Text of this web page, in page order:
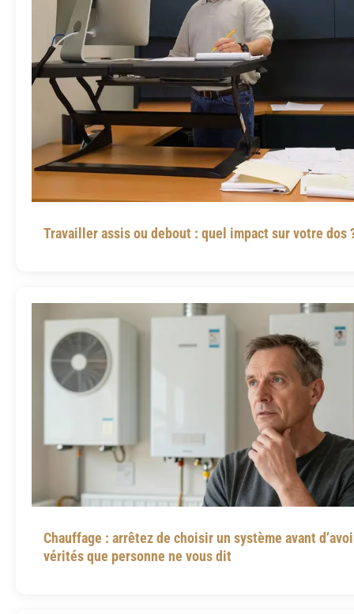
Travailler assis ou debout : quel impact sur votre dos
Chauffage : arrêtez de choisir un système avant
vérités que personne ne vous dit